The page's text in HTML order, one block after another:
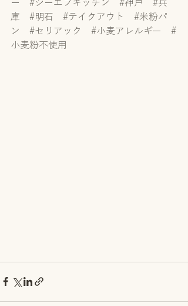
ー
#ジーエフキッチン #神戸
#兵
庫
#明石 #テイクアウト
#米粉パ
ン
#セリアック #小麦アレルギー
#
小麦粉不使用